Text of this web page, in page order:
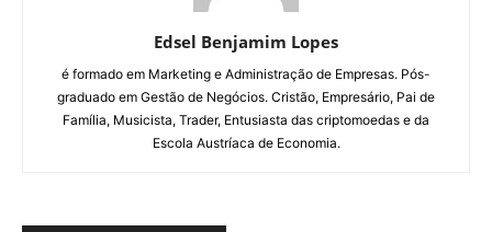
Edsel Benjamim Lopes
é formado em Marketing e Administração de Empresas. Pós-
graduado em Gestão de Negócios. Cristão, Empresário, Pai de
Família, Musicista, Trader, Entusiasta das criptomoedas e da
Escola Austríaca de Economia.